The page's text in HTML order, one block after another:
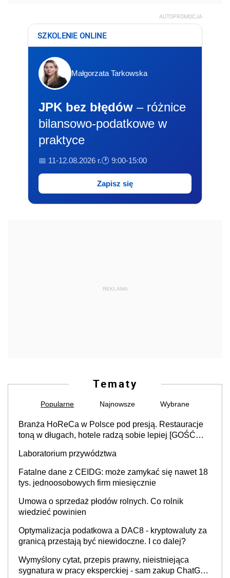
AUTOPROMOCJA
SZKOLENIE ONLINE
Małgorzata Tarkowska
JPK bez błędów – różnice
bilansowo-podatkowe w
praktyce
📅 11-12.08.2026 r.🕐 9:00-15:00
Zapisz się
REKLAMA
Tematy
Popularne Najnowsze Wybrane
Branża HoReCa w Polsce pod presją. Restauracje
toną w długach, hotele radzą sobie lepiej [GOŚĆ
Laboratorium przywództwa
Fatalne dane z CEIDG: może zamykać się nawet 18
tys. jednoosobowych firm miesięcznie
Umowa o sprzedaż płodów rolnych. Co rolnik
wiedzieć powinien
Optymalizacja podatkowa a DAC8 - kryptowaluty za
granicą przestają być niewidoczne. I co dalej?
Wymyślony cytat, przepis prawny, nieistniejąca
sygnatura w pracy eksperckiej - sam zakup ChatGPT